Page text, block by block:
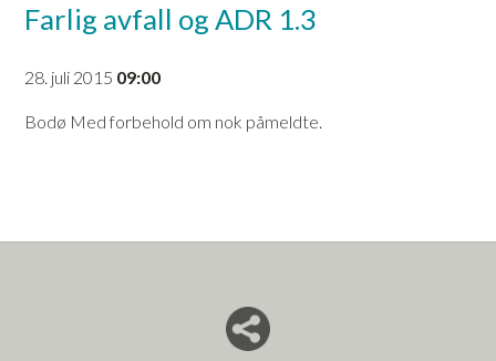
Farlig avfall og ADR 1.3
28. juli 2015 09:00
Bodø Med forbehold om nok påmeldte.